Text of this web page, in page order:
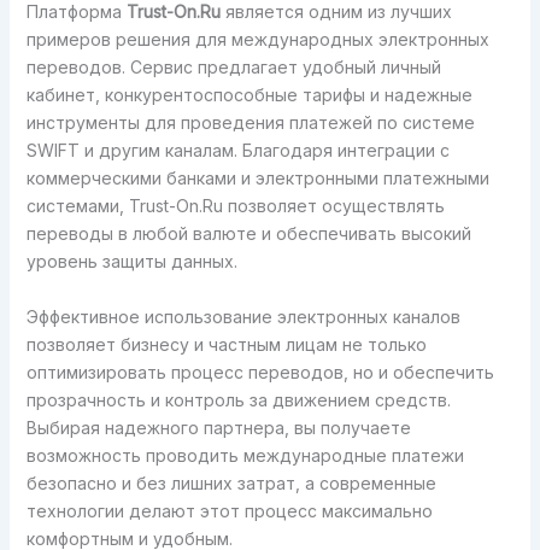
Платформа Trust-On.Ru является одним из лучших
примеров решения для международных электронных
переводов. Сервис предлагает удобный личный
кабинет, конкурентоспособные тарифы и надежные
инструменты для проведения платежей по системе
SWIFT и другим каналам. Благодаря интеграции с
коммерческими банками и электронными платежными
системами, Trust-On.Ru позволяет осуществлять
переводы в любой валюте и обеспечивать высокий
уровень защиты данных.
Эффективное использование электронных каналов
позволяет бизнесу и частным лицам не только
оптимизировать процесс переводов, но и обеспечить
прозрачность и контроль за движением средств.
Выбирая надежного партнера, вы получаете
возможность проводить международные платежи
безопасно и без лишних затрат, а современные
технологии делают этот процесс максимально
комфортным и удобным.